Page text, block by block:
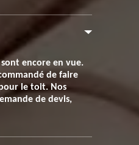
encore en vue.
de faire
le toit. Nos
de devis,